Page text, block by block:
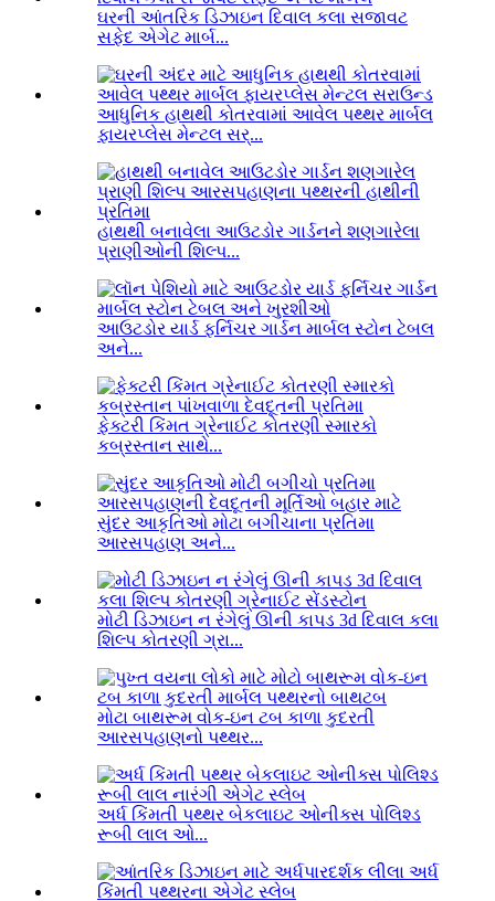
ઘરની આંતરિક ડિઝાઇન દિવાલ કલા સજાવટ
સફેદ એગેટ માર્બ...
આધુનિક હાથથી કોતરવામાં આવેલ પથ્થર માર્બલ
ફાયરપ્લેસ મેન્ટલ સર્...
હાથથી બનાવેલા આઉટડોર ગાર્ડનને શણગારેલા
પ્રાણીઓની શિલ્પ...
આઉટડોર યાર્ડ ફર્નિચર ગાર્ડન માર્બલ સ્ટોન ટેબલ
અને...
ફેક્ટરી કિંમત ગ્રેનાઈટ કોતરણી સ્મારકો
કબ્રસ્તાન સાથે...
સુંદર આકૃતિઓ મોટા બગીચાના પ્રતિમા
આરસપહાણ અને...
મોટી ડિઝાઇન ન રંગેલું ઊની કાપડ 3d દિવાલ કલા
શિલ્પ કોતરણી ગ્રા...
મોટા બાથરૂમ વોક-ઇન ટબ કાળા કુદરતી
આરસપહાણનો પથ્થર...
અર્ધ કિંમતી પથ્થર બેકલાઇટ ઓનીક્સ પોલિશ્ડ
રૂબી લાલ ઓ...